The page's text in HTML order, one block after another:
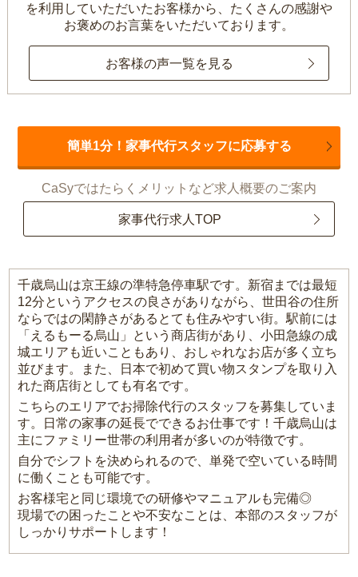
を利用していただいたお客様から、 たくさんの感謝や
お褒めのお言葉をいただいております。
お客様の声一覧を見る
簡単1分！家事代行スタッフに応募する
CaSyではたらくメリットなど求人概要のご案内
家事代行求人TOP
千歳烏山は京王線の準特急停車駅です。新宿までは最短
12分というアクセスの良さがありながら、世田谷の住所
ならではの閑静さがあるとても住みやすい街。駅前には
「えるもーる烏山」という商店街があり、小田急線の成
城エリアも近いこともあり、おしゃれなお店が多く立ち
並びます。また、日本で初めて買い物スタンプを取り入
れた商店街としても有名です。
こちらのエリアでお掃除代行のスタッフを募集していま
す。日常の家事の延長でできるお仕事です！千歳烏山は
主にファミリー世帯の利用者が多いのが特徴です。
自分でシフトを決められるので、単発で空いている時間
に働くことも可能です。
お客様宅と同じ環境での研修やマニュアルも完備◎
現場での困ったことや不安なことは、本部のスタッフが
しっかりサポートします！